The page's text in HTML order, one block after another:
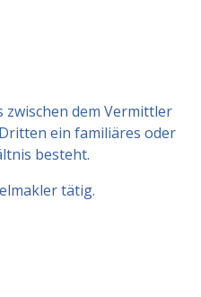
zwischen dem Vermittler
ein familiäres oder
besteht.
tätig.